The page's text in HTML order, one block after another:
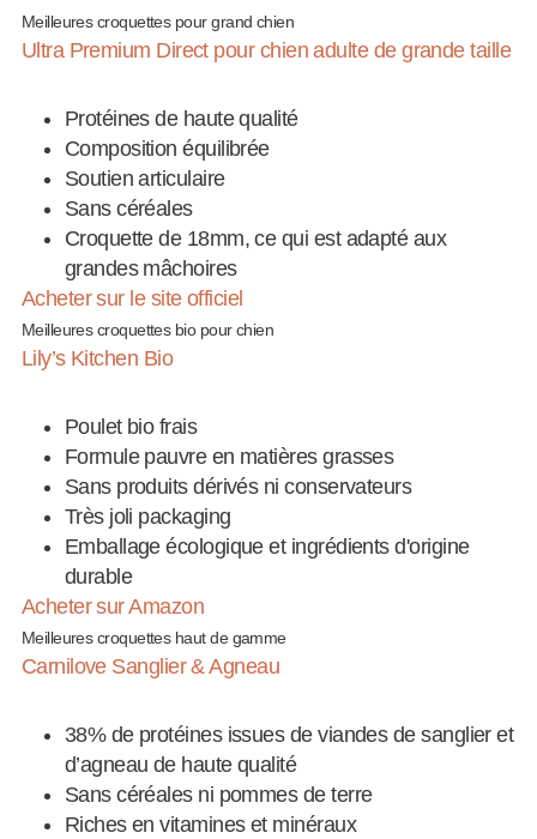
Meilleures croquettes pour grand chien
Ultra Premium Direct pour chien adulte de grande taille
Protéines de haute qualité
Composition équilibrée
Soutien articulaire
Sans céréales
Croquette de 18mm, ce qui est adapté aux
grandes mâchoires
Acheter sur le site officiel
Meilleures croquettes bio pour chien
Lily’s Kitchen Bio
Poulet bio frais
Formule pauvre en matières grasses
Sans produits dérivés ni conservateurs
Très joli packaging
Emballage écologique et ingrédients d'origine
durable
Acheter sur Amazon
Meilleures croquettes haut de gamme
Carnilove Sanglier & Agneau
38% de protéines issues de viandes de sanglier et
d’agneau de haute qualité
Sans céréales ni pommes de terre
Riches en vitamines et minéraux